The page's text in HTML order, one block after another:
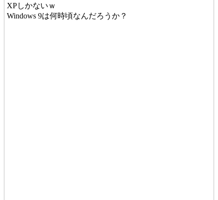
XPしかないｗ
Windows 9は何時頃なんだろうか？